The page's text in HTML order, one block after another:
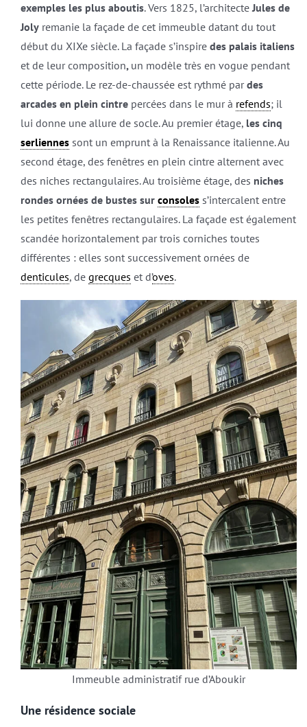
exemples les plus aboutis. Vers 1825, l’architecteJules de
Jolyremanie la façade de cet immeuble datant du tout
début du XIXe siècle. La façade s’inspire des palais italiens
et de leur composition, un modèle très en vogue pendant
cette période. Le rez-de-chaussée est rythmé pardes
arcades en plein cintrepercées dans le mur à refends; il
lui donne une allure de socle. Au premier étage, les cinq
serliennessont un emprunt à la Renaissance italienne. Au
second étage, des fenêtres en plein cintre alternent avec
des niches rectangulaires. Au troisième étage, des niches
rondes ornées de bustes sur consoless’intercalent entre
les petites fenêtres rectangulaires. La façade est également
scandée horizontalement par trois corniches toutes
différentes : elles sont successivement ornées de
denticules, de grecques et d’oves.
Immeuble administratif rue d’Aboukir
Une résidence sociale